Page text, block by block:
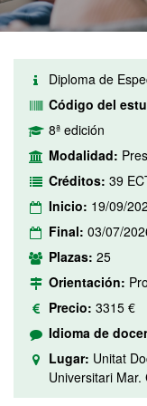
Diploma de
Código del
8ª edición
Modalidad:
Créditos: 39
Inicio: 19/09/
Final: 03/07/
Plazas: 25
Orientación:
Precio: 3315 €
Idioma de
Lugar: Unitat
Universitari